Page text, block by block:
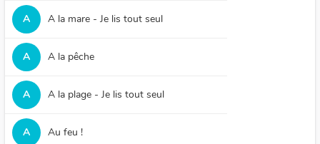
A A la mare - Je lis tout seul
A A la pêche
A A la plage - Je lis tout seul
A Au feu !